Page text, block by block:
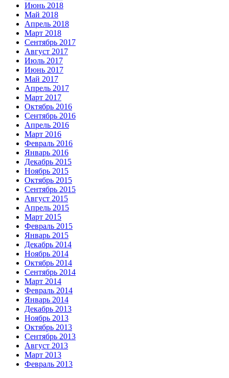
Июнь 2018
Май 2018
Апрель 2018
Март 2018
Сентябрь 2017
Август 2017
Июль 2017
Июнь 2017
Май 2017
Апрель 2017
Март 2017
Октябрь 2016
Сентябрь 2016
Апрель 2016
Март 2016
Февраль 2016
Январь 2016
Декабрь 2015
Ноябрь 2015
Октябрь 2015
Сентябрь 2015
Август 2015
Апрель 2015
Март 2015
Февраль 2015
Январь 2015
Декабрь 2014
Ноябрь 2014
Октябрь 2014
Сентябрь 2014
Март 2014
Февраль 2014
Январь 2014
Декабрь 2013
Ноябрь 2013
Октябрь 2013
Сентябрь 2013
Август 2013
Март 2013
Февраль 2013